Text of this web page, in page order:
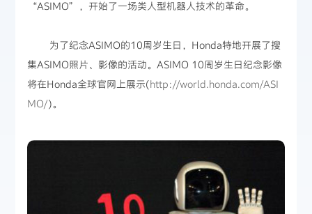
新闻资讯
“ASIMO”，开始了一场类人型机器人技术的革命。
为了纪念ASIMO的10周岁生日，Honda特地开展了搜
集ASIMO照片、影像的活动。ASIMO 10周岁生日纪念影像
将在Honda全球官网上展示(http://world.honda.com/ASI
MO/)。